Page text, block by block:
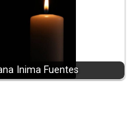
Inima Fuentes